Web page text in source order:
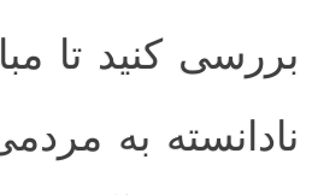
بررسى كنيد تا
نادانسته به